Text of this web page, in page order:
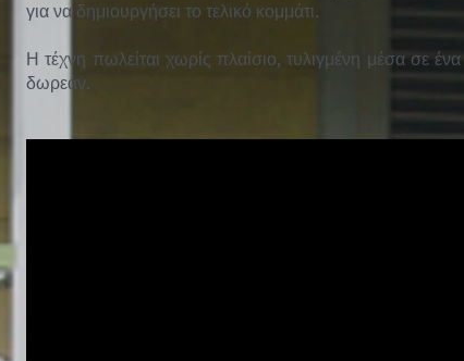
για να δημιουργήσει το τελικό κομμάτι.
Η τέχνη πωλείται χωρίς πλαίσιο, τυλιγμένη μέσα σε ένα
δωρεάν.